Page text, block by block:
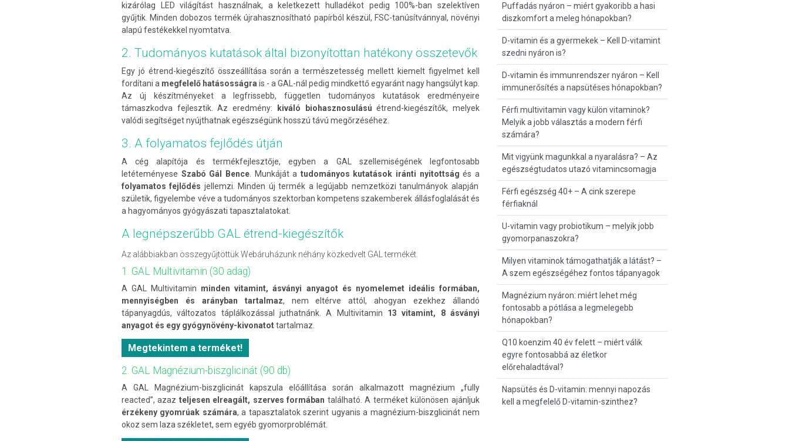
kizárólag LED világítást használnak, a keletkezett hulladékot pedig 100%-ban szelektíven
gyűjtik. Minden dobozos termék újrahasznosítható papírból készül, FSC-tanúsítvánnyal, növényi
alapú festékekkel nyomtatva.
2. Tudományos kutatások által bizonyítottan hatékony összetevők
Egy jó étrend-kiegészítő összeállítása során a természetesség mellett kiemelt figyelmet kell
fordítani a megfelelő hatásosságra is - a GAL-nál pedig mindkettő egyaránt nagy hangsúlyt kap.
Az új készítményeket a legfrissebb, független tudományos kutatások eredményeire
támaszkodva fejlesztik. Az eredmény:
kiváló biohasznosulásúétrend-kiegészítők, melyek
valódi segítséget nyújthatnak egészségünk hosszú távú megőrzéséhez.
3. A folyamatos fejlődés útján
A cég alapítója és termékfejlesztője, egyben a GAL szellemiségének legfontosabb
letéteményese Szabó Gál Bence. Munkáját a tudományos kutatások iránti nyitottság és a
folyamatos fejlődés jellemzi. Minden új termék a legújabb nemzetközi tanulmányok alapján
születik, figyelembe véve a tudományos szektorban kompetens szakemberek állásfoglalását és
a hagyományos gyógyászati tapasztalatokat.
A legnépszerűbb GAL étrend-kiegészítők
Az alábbiakban összegyűjtöttük Webáruházunk néhány közkedvelt GAL termékét.
1. GAL Multivitamin (30 adag)
A GAL Multivitamin minden vitamint, ásványi anyagot és nyomelemet ideális formában,
mennyiségben és arányban
tartalmaz, nem eltérve attól, ahogyan ezekhez állandó
tápanyagdús, változatos táplálkozással juthatnánk. A Multivitamin 13 vitamint, 8 ásványi
anyagot és egy gyógynövény-kivonatottartalmaz.
Megtekintem a terméket!
2. GAL Magnézium-biszglicinát (90 db)
A GAL Magnézium-biszglicinát kapszula előállítása során alkalmazott magnézium „fully
reacted”, azaz teljesen elreagált, szerves formában található. A terméket különösen ajánljuk
érzékeny gyomrúak számára, a tapasztalatok szerint ugyanis a magnézium-biszglicinát nem
okoz sem laza székletet, sem egyéb gyomorproblémát.
Puffadás nyáron – miért gyakoribb a hasi
diszkomfort a meleg hónapokban?
D-vitamin és a gyermekek – Kell D-vitamint
szedni nyáron is?
D-vitamin és immunrendszer nyáron – Kell
immunerősítés a napsütéses hónapokban?
Férfi multivitamin vagy külön vitaminok?
Melyik a jobb választás a modern férfi
számára?
Mit vigyünk magunkkal a nyaralásra? – Az
egészségtudatos utazó vitamincsomagja
Férfi egészség 40+ – A cink szerepe
férfiaknál
U-vitamin vagy probiotikum – melyik jobb
gyomorpanaszokra?
Milyen vitaminok támogathatják a látást? –
A szem egészségéhez fontos tápanyagok
Magnézium nyáron: miért lehet még
fontosabb a pótlása a legmelegebb
hónapokban?
Q10 koenzim 40 év felett – miért válik
egyre fontosabbá az életkor
előrehaladtával?
Napsütés és D-vitamin: mennyi napozás
kell a megfelelő D-vitamin-szinthez?